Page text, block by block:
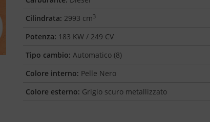
Cilindrata: 2993 cm3
Potenza: 183 KW / 249 CV
Tipo cambio: Automatico (8)
Colore interno: Pelle Nero
Colore esterno: Grigio scuro metallizzato